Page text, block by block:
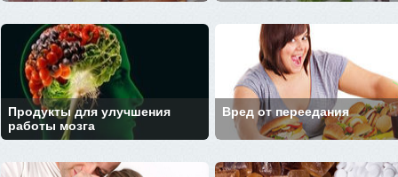
Продукты для улучшения
работы мозга
Вред от переедания